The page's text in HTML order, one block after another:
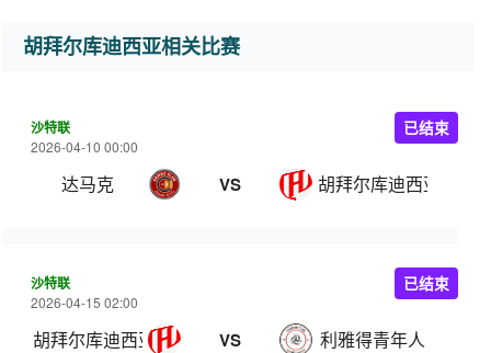
胡拜尔库迪西亚相关比赛
沙特联
2026-04-10 00:00
达马克 VS 胡拜尔库迪西亚
已结束
沙特联
2026-04-15 02:00
胡拜尔库迪西亚 VS 利雅得青年人
已结束